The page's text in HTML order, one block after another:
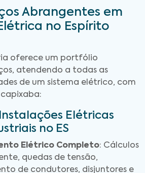
Abrangentes em
no Espírito
oferece um portfólio
atendendo a todas as
de um sistema elétrico, com
Elétricas
no ES
Elétrico Completo: Cálculos
quedas de tensão,
de condutores, disjuntores e